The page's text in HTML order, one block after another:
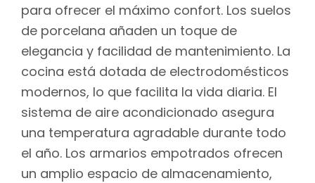
para ofrecer el máximo confort. Los suelos
de porcelana añaden un toque de
elegancia y facilidad de mantenimiento. La
cocina está dotada de electrodomésticos
modernos, lo que facilita la vida diaria. El
sistema de aire acondicionado asegura
una temperatura agradable durante todo
el año. Los armarios empotrados ofrecen
un amplio espacio de almacenamiento,